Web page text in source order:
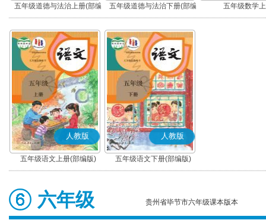
五年级道德与法治上册(部编
版)
五年级道德与法治下册(部编
版)
五年级数学
人教版
五年级语文上册(部编版)
人教版
五年级语文下册(部编版)
六年级 贵州省毕节市六年级课本版本